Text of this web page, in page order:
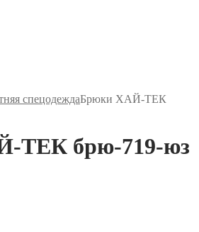
спецодеждаБрюки ХАЙ-ТЕК
ТЕК брю-719-юз